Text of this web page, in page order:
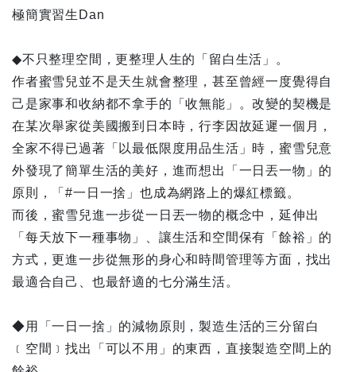
極簡實習生Dan
◆不只整理空間，更整理人生的「留白生活」。
作者蜜雪兒並不是天生就會整理，甚至曾經一度覺得自
己是家事和收納都不拿手的「收無能」。改變的契機是
在某次舉家從美國搬到日本時，行李因故延遲一個月，
全家不得已過著「以最低限度用品生活」時，蜜雪兒意
外發現了簡單生活的美好，進而想出「一日丟一物」的
原則，「#一日一捨」也成為網路上的爆紅標籤。
而後，蜜雪兒進一步從一日丟一物的概念中，延伸出
「每天放下一種事物」、讓生活和空間保有「餘裕」的
方式，更進一步從無形的身心和時間管理等方面，找出
最適合自己、也最舒適的七分滿生活。
◆用「一日一捨」的減物原則，製造生活的三分留白
﹝空間﹞找出「可以不用」的東西，直接製造空間上的